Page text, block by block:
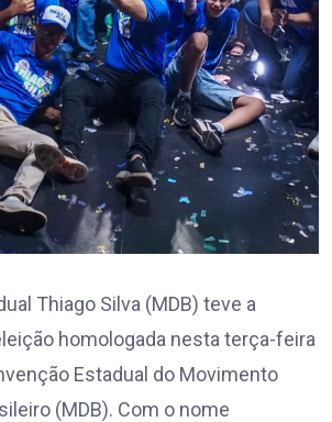
Thiago Silva (MDB) teve a
homologada nesta terça-feira
Estadual do Movimento
(MDB). Com o nome